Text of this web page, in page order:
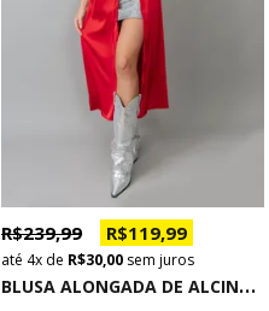
B
LUSA ALONGADA DE ALCINHA ACETINADA VERMELHA
R$ 239,99 R$ 119,99
4xde R$ 30,00sem juros